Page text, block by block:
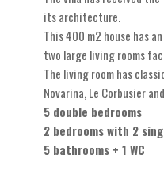
its architecture.
This 400 m2 house has
two large living rooms
The living room has
Novarina, Le Corbusier
5 double bedrooms
2 bedrooms with 2
5 bathrooms + 1 WC